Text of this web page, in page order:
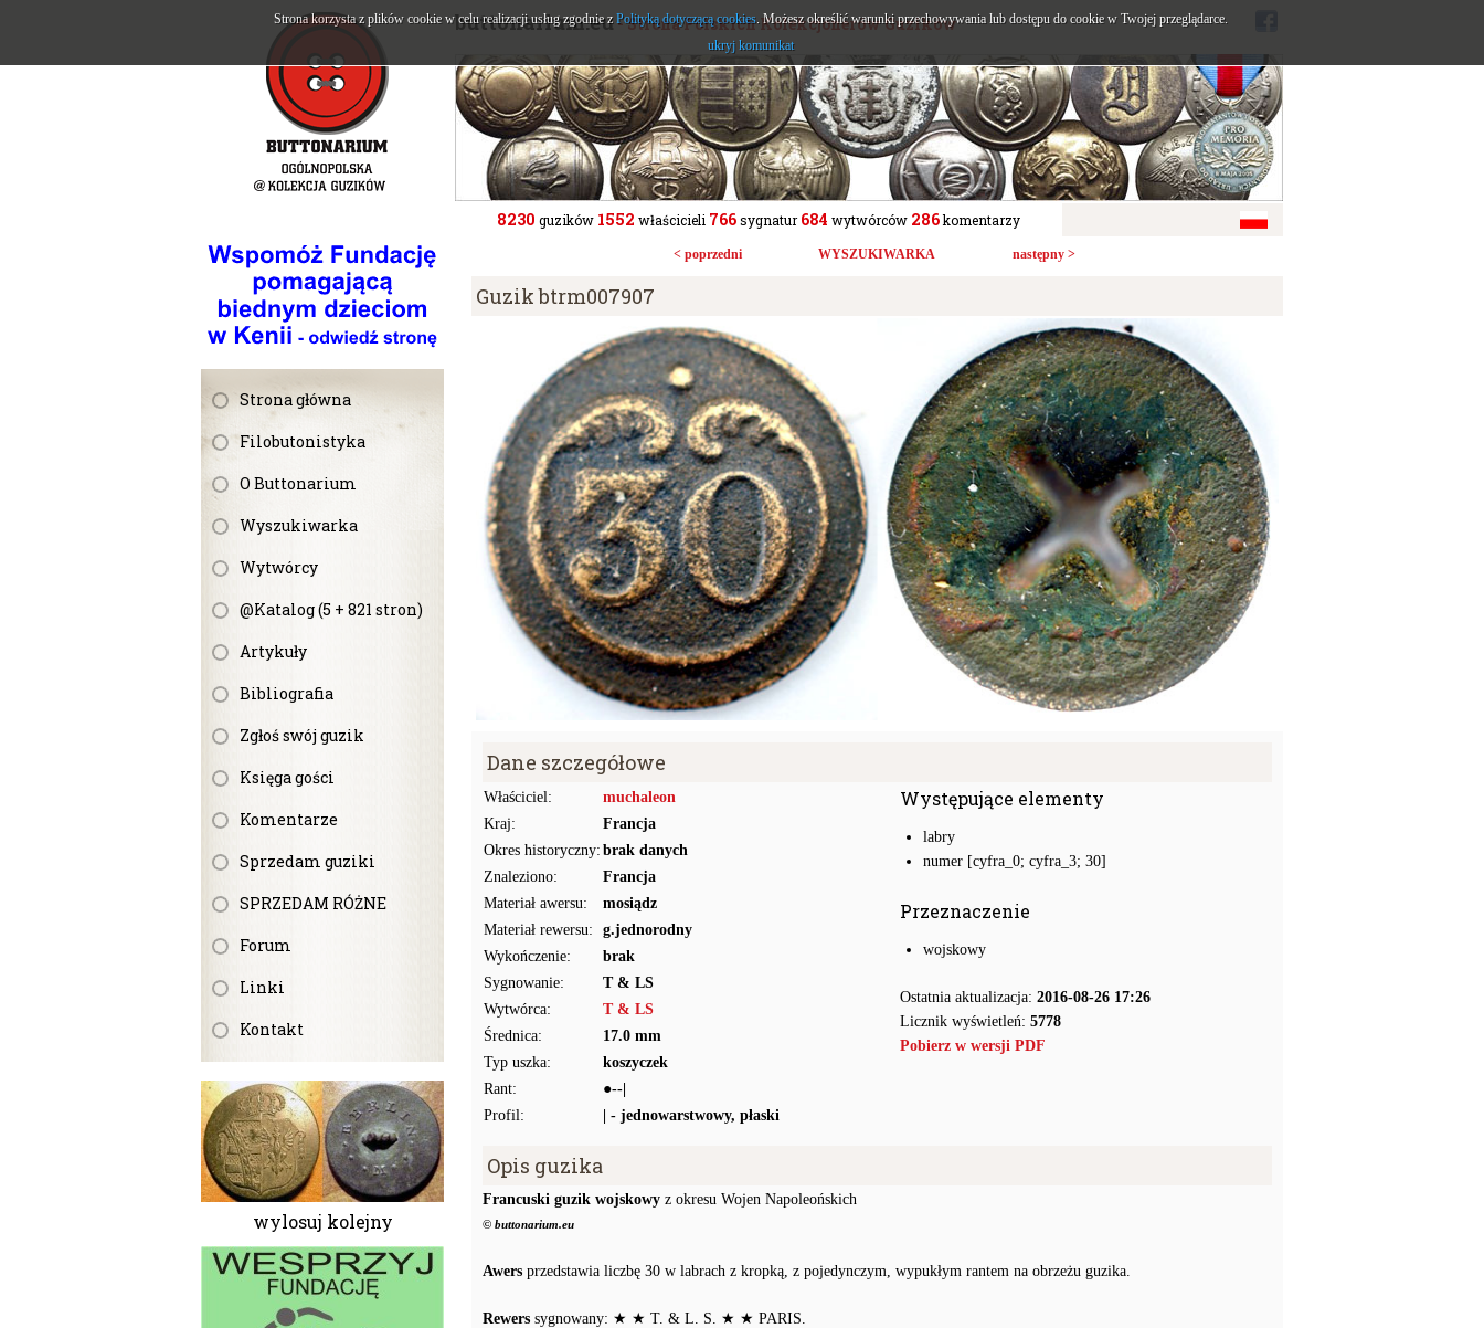
Strona główna
Filobutonistyka
O Buttonarium
Wyszukiwarka
Wytwórcy
@Katalog (5 + 821 stron)
Artykuły
Bibliografia
Zgłoś swój guzik
Księga gości
Komentarze
Sprzedam guziki
SPRZEDAM RÓŻNE
Forum
Linki
Kontakt
wylosuj kolejny
buttonarium.eu- Strona Polskich Kolekcjonerów Guzików
8230 guzików 1552 właścicieli 766sygnatur684 wytwórców 286komentarzy
< poprzedni WYSZUKIWARKA następny >
Guzik btrm007907
Dane szczegółowe
Właściciel:
muchaleon
Kraj:
Francja
Okres historyczny: brak danych
Znaleziono:
Francja
Materiał awersu:
mosiądz
Materiał rewersu:
g.jednorodny
Wykończenie:
brak
Sygnowanie:
T & LS
Wytwórca:
T & LS
Średnica:
17.0 mm
Typ uszka:
koszyczek
Rant:
●--|
Profil:
| - jednowarstwowy, płaski
Występujące elementy
labry
numer [cyfra_0; cyfra_3; 30]
Przeznaczenie
wojskowy
Ostatnia aktualizacja: 2016-08-26 17:26
Licznik wyświetleń: 5778
Pobierz w wersji PDF
Opis guzika
Francuski guzik wojskowy z okresu Wojen Napoleońskich
© buttonarium.eu
Awers przedstawia liczbę 30 w labrach z kropką, z pojedynczym, wypukłym rantem na obrzeżu guzika.
Rewers sygnowany: ★ ★ T. & L. S. ★ ★ PARIS.
Strona korzysta z plików cookie w celu realizacji usług zgodnie z Polityką dotyczącą cookies. Możesz określić warunki przechowywania lub dostępu do cookie w Twojej przeglądarce.
ukryj komunikat